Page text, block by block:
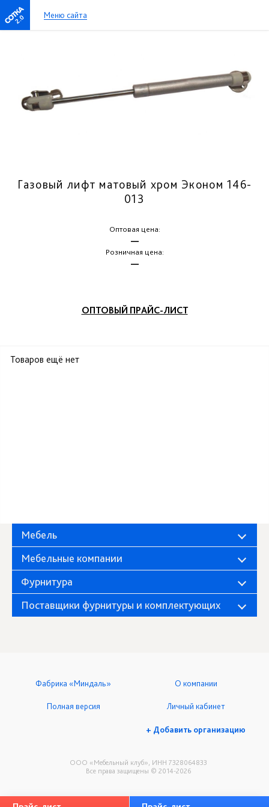
2.0 Меню сайта
Газовый лифт матовый хром Эконом 146-
013
Оптовая цена:
—
Розничная цена:
—
ОПТОВЫЙ ПРАЙС-ЛИСТ
Товаров ещё нет
Мебель
Мебельные компании
Фурнитура
Поставщики фурнитуры и комплектующих
ООО «Мебельный клуб», ИНН 7328064833
Все права защищены © 2014-2026
Фабрика «Миндаль» О компании
Полная версия Личный кабинет
+ Добавить организацию